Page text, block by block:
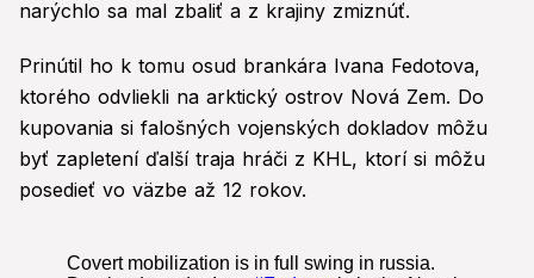
narýchlo sa mal zbaliť a z krajiny zmiznúť.
Prinútil ho k tomu osud brankára Ivana Fedotova,
ktorého odvliekli na arktický ostrov Nová Zem. Do
kupovania si falošných vojenských dokladov môžu
byť zapletení ďalší traja hráči z KHL, ktorí si môžu
posedieť vo väzbe až 12 rokov.